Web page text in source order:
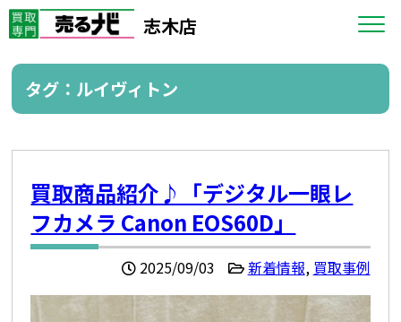
志木店
タグ：ルイヴィトン
買取商品紹介♪「デジタル一眼レ
フカメラ Canon EOS60D」
2025/09/03 新着情報, 買取事例